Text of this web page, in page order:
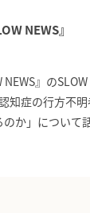
NEWS』
NEWS』の
知症の行方不
か」について